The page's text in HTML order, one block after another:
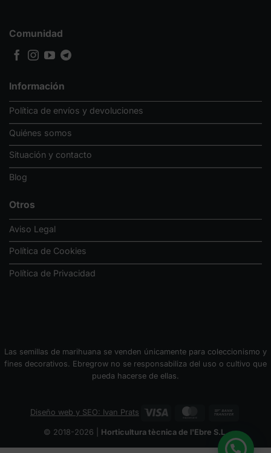
Información
Política de envíos y devoluciones
Quiénes somos
Situación y contacto
Blog
Otros
Aviso Legal
Política de Cookies
Política de Privacidad
Comunidad
Las semillas de marihuana se venden únicamente para coleccionismo y
fines decorativos. Ebregrow no se responsabiliza del uso o cultivo que
pueda hacerse de ellas.
Diseño web y SEO: Ivan Prats Visa MasterCard
© 2018-2026 | Horticultura tècnica de l'Ebre S.L.